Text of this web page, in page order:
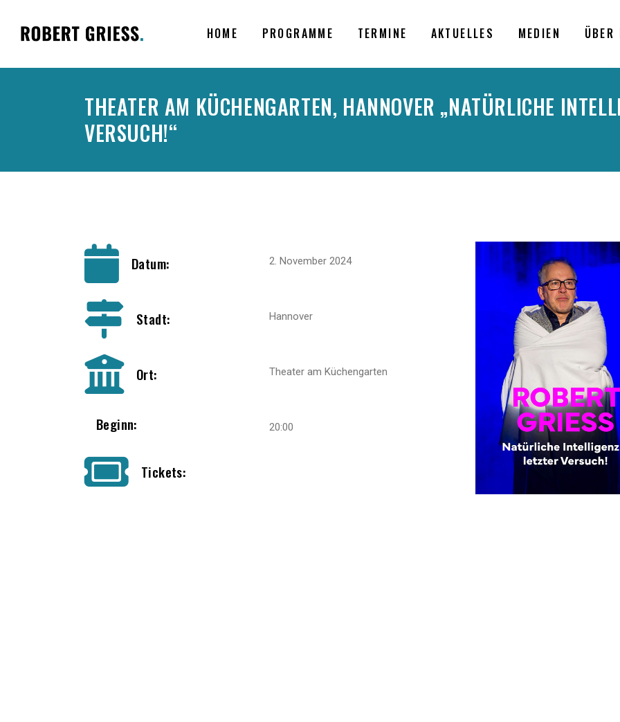
HOME PROGRAMME TERMINE AKTUELLES MEDIEN ÜBER
THEATER AM KÜCHENGARTEN, HANNOVER „NATÜRLICHE
VERSUCH!“
Datum: 2. November 2024
Stadt: Hannover
Ort: Theater am Küchengarten
Beginn: 20:00
Tickets: